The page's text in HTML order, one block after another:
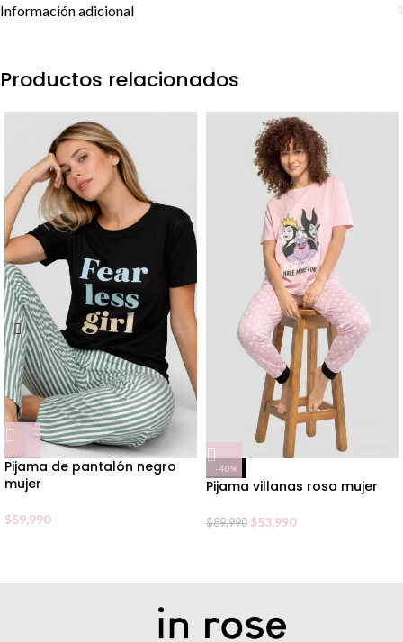
Información adicional
Productos relacionados
Pijama de pantalón negro
mujer
$59,990
-40%
Pijama villanas rosa mujer
$89,990 $53,990